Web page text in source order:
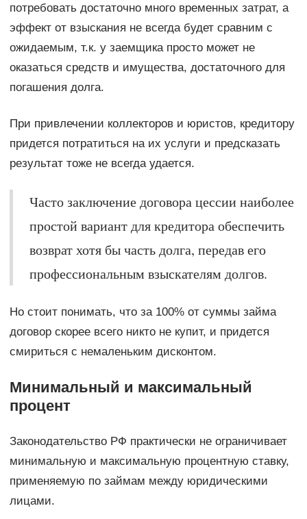
потребовать достаточно много временных затрат, а
эффект от взыскания не всегда будет сравним с
ожидаемым, т.к. у заемщика просто может не
оказаться средств и имущества, достаточного для
погашения долга.
При привлечении коллекторов и юристов, кредитору
придется потратиться на их услуги и предсказать
результат тоже не всегда удается.
Часто заключение договора цессии наиболее
простой вариант для кредитора обеспечить
возврат хотя бы часть долга, передав его
профессиональным взыскателям долгов.
Но стоит понимать, что за 100% от суммы займа
договор скорее всего никто не купит, и придется
смириться с немаленьким дисконтом.
Минимальный и максимальный
процент
Законодательство РФ практически не ограничивает
минимальную и максимальную процентную ставку,
применяемую по займам между юридическими
лицами.